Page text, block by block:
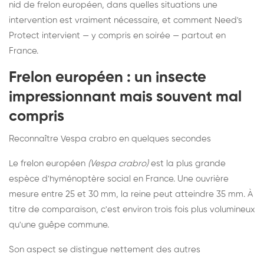
nid de frelon européen, dans quelles situations une
intervention est vraiment nécessaire, et comment Need's
Protect intervient — y compris en soirée — partout en
France.
Frelon européen : un insecte
impressionnant mais souvent mal
compris
Reconnaître Vespa crabro en quelques secondes
Le frelon européen (Vespa crabro)est la plus grande
espèce d'hyménoptère social en France. Une ouvrière
mesure entre 25 et 30 mm, la reine peut atteindre 35 mm. À
titre de comparaison, c'est environ trois fois plus volumineux
qu'une guêpe commune.
Son aspect se distingue nettement des autres